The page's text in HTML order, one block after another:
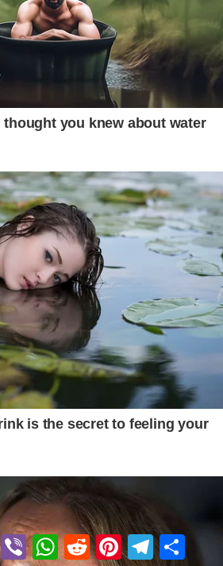
ThreadsViberWhatsApp
RedditPinterestTelegram